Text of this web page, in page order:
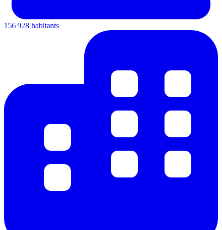
156 928 habitants